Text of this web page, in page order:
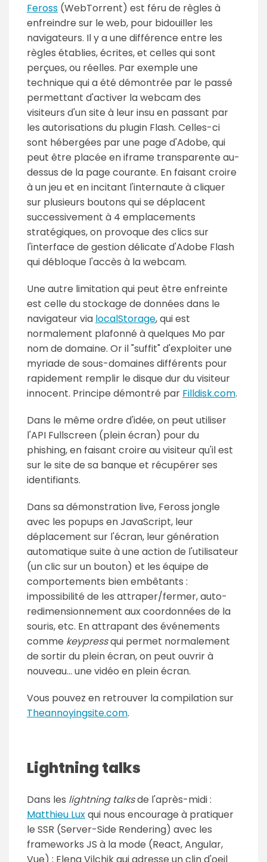
Feross (WebTorrent) est féru de règles à
enfreindre sur le web, pour bidouiller les
navigateurs. Il y a une différence entre les
règles établies, écrites, et celles qui sont
perçues, ou réelles. Par exemple une
technique qui a été démontrée par le passé
permettant d'activer la webcam des
visiteurs d'un site à leur insu en passant par
les autorisations du plugin Flash. Celles-ci
sont hébergées par une page d'Adobe, qui
peut être placée en iframe transparente au-
dessus de la page courante. En faisant croire
à un jeu et en incitant l'internaute à cliquer
sur plusieurs boutons qui se déplacent
successivement à 4 emplacements
stratégiques, on provoque des clics sur
l'interface de gestion délicate d'Adobe Flash
qui débloque l'accès à la webcam.
Une autre limitation qui peut être enfreinte
est celle du stockage de données dans le
navigateur via localStorage, qui est
normalement plafonné à quelques Mo par
nom de domaine. Or il "suffit" d'exploiter une
myriade de sous-domaines différents pour
rapidement remplir le disque dur du visiteur
innocent. Principe démontré par Filldisk.com.
Dans le même ordre d'idée, on peut utiliser
l'API Fullscreen (plein écran) pour du
phishing, en faisant croire au visiteur qu'il est
sur le site de sa banque et récupérer ses
identifiants.
Dans sa démonstration live, Feross jongle
avec les popups en JavaScript, leur
déplacement sur l'écran, leur génération
automatique suite à une action de l'utilisateur
(un clic sur un bouton) et les équipe de
comportements bien embêtants :
impossibilité de les attraper/fermer, auto-
redimensionnement aux coordonnées de la
souris, etc. En attrapant des événements
comme keypressqui permet normalement
de sortir du plein écran, on peut ouvrir à
nouveau... une vidéo en plein écran.
Vous pouvez en retrouver la compilation sur
Theannoyingsite.com.
Lightning talks
Dans les lightning talksde l'après-midi :
Matthieu Luxqui nous encourage à pratiquer
le SSR (Server-Side Rendering) avec les
frameworks JS à la mode (React, Angular,
Vue) ; Elena Vilchik qui adresse un clin d'oeil